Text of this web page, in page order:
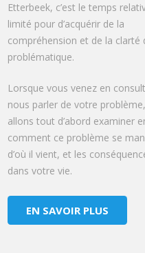
Etterbeek, c’est le temps
limité pour d’acquérir de la
compréhension et de la clarté
problématique.
Lorsque vous venez en
nous parler de votre
allons tout d’abord examiner
comment ce problème se
d’où il vient, et les
dans votre vie.
EN SAVOIR PLUS